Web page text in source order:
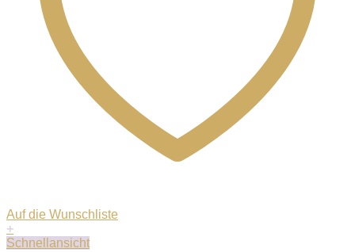
Auf die Wunschliste
+
Schnellansicht